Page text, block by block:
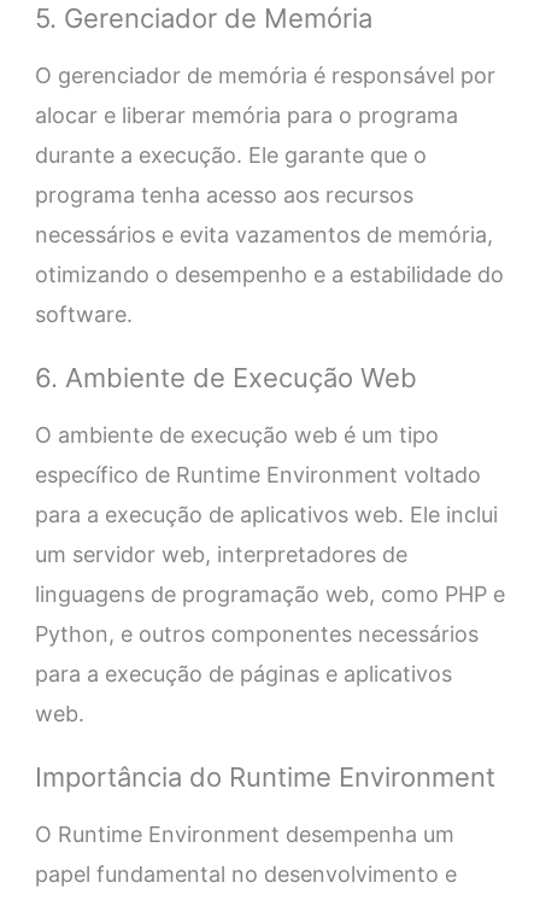
5. Gerenciador de Memória
O gerenciador de memória é responsável por
alocar e liberar memória para o programa
durante a execução. Ele garante que o
programa tenha acesso aos recursos
necessários e evita vazamentos de memória,
otimizando o desempenho e a estabilidade do
software.
6. Ambiente de Execução Web
O ambiente de execução web é um tipo
específico de Runtime Environment voltado
para a execução de aplicativos web. Ele inclui
um servidor web, interpretadores de
linguagens de programação web, como PHP e
Python, e outros componentes necessários
para a execução de páginas e aplicativos
web.
Importância do Runtime Environment
O Runtime Environment desempenha um
papel fundamental no desenvolvimento e